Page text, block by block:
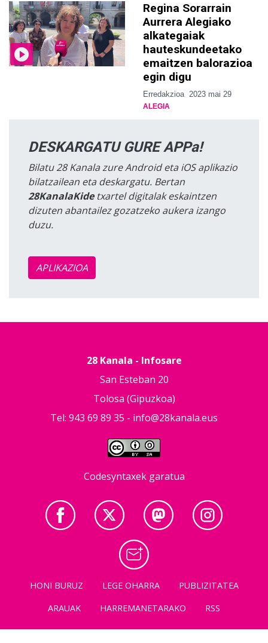
Regina Sorarrain
Aurrera Alegiako
alkategaiak
hauteskundeetako
emaitzen balorazioa
egin digu
Erredakzioa 2023 mai 29
ALEGIA
DESKARGATU GURE APPa!
Bilatu 28 Kanala zure Android eta iOS aplikazio
bilatzailean eta deskargatu. Bertan
28KanalaKidetxartel digitalak eskaintzen
dizuten abantailez gozatzeko aukera izango
duzu.
APLIKAZIOA
28 Kanala - Infosare
San Esteban 20
Tolosa (Gipuzkoa)
Tel: 943 69 89 35 - info@28kanala.eus
Codesyntaxek garatua
HONI BURUZ LEGE OHARRA
PUBLIZITATEA
ARAUAK
HARREMANETARAKO RSS